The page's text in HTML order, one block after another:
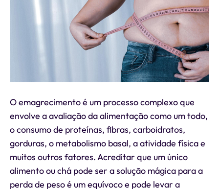
O emagrecimento é um processo complexo que
envolve a avaliação da alimentação como um todo,
o consumo de proteínas, fibras, carboidratos,
gorduras, o metabolismo basal, a atividade física e
muitos outros fatores. Acreditar que um único
alimento ou chá pode ser a solução mágica para a
perda de peso é um equívoco e pode levar a